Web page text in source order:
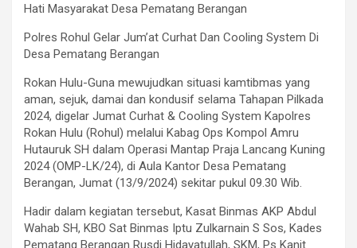
Hati Masyarakat Desa Pematang Berangan
Polres Rohul Gelar Jum’at Curhat Dan Cooling System Di
Desa Pematang Berangan
Rokan Hulu-Guna mewujudkan situasi kamtibmas yang
aman, sejuk, damai dan kondusif selama Tahapan Pilkada
2024, digelar Jumat Curhat & Cooling System Kapolres
Rokan Hulu (Rohul) melalui Kabag Ops Kompol Amru
Hutauruk SH dalam Operasi Mantap Praja Lancang Kuning
2024 (OMP-LK/24), di Aula Kantor Desa Pematang
Berangan, Jumat (13/9/2024) sekitar pukul 09.30 Wib.
Hadir dalam kegiatan tersebut, Kasat Binmas AKP Abdul
Wahab SH, KBO Sat Binmas Iptu Zulkarnain S Sos, Kades
Pematang Berangan Rusdi Hidayatullah, SKM, Ps Kanit